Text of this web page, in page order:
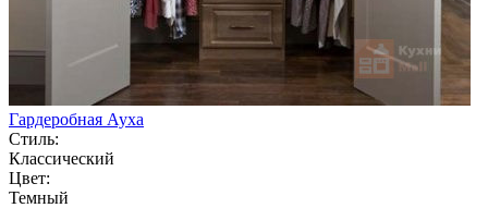
Гардеробная Ауха
Стиль:
Классический
Цвет:
Темный